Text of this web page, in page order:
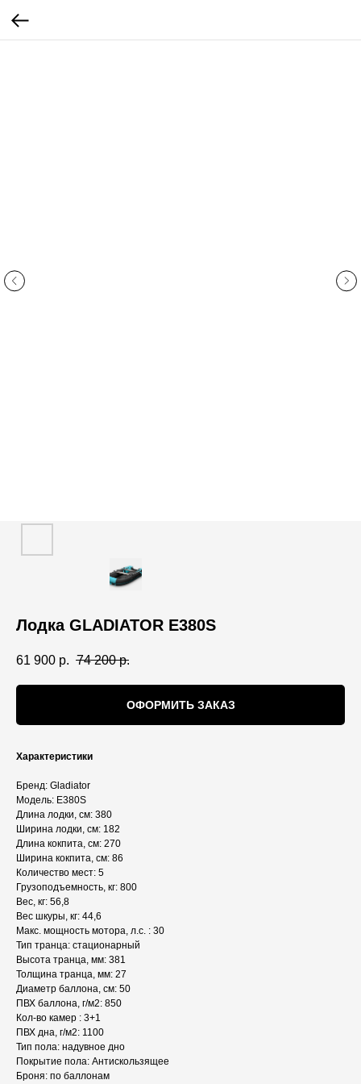
Лодка GLADIATOR E380S
61 900 р. 74 200 р.
ОФОРМИТЬ ЗАКАЗ
Характеристики
Бренд: Gladiator
Модель: E380S
Длина лодки, см: 380
Ширина лодки, см: 182
Длина кокпита, см: 270
Ширина кокпита, см: 86
Количество мест: 5
Грузоподъемность, кг: 800
Вес, кг: 56,8
Вес шкуры, кг: 44,6
Макс. мощность мотора, л.с. : 30
Тип транца: стационарный
Высота транца, мм: 381
Толщина транца, мм: 27
Диаметр баллона, см: 50
ПВХ баллона, г/м2: 850
Кол-во камер : 3+1
ПВХ дна, г/м2: 1100
Тип пола: надувное дно
Покрытие пола: Антискользящее
Броня: по баллонам